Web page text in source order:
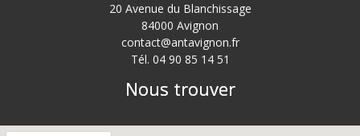
20 Avenue du Blanchissage
84000 Avignon
contact@antavignon.fr
Tél. 04 90 85 14 51
Nous trouver